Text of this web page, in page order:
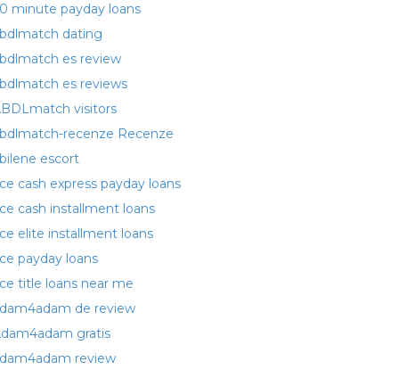
minute payday loans
dating
es review
es reviews
visitors
recenze Recenze
escort
cash express payday loans
cash installment loans
elite installment loans
payday loans
title loans near me
de review
gratis
review